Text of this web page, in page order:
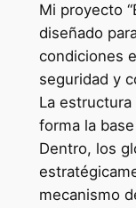
Mi proyecto
diseñado
condiciones
seguridad y
La
forma la
Dentro, los
mecanismo